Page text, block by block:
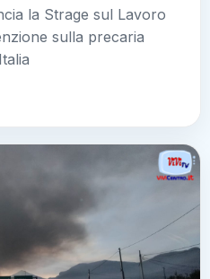
la Strage sul Lavoro
sulla precaria